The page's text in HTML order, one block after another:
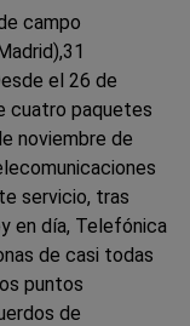
campo
el 26 de
cuatro paquetes
noviembre de
servicio, tras
en día, Telefónica
de casi todas
puntos
de